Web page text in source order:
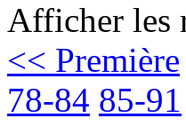
Afficher les
<< Première
78-84 85-91